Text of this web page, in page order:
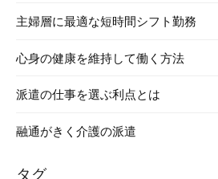
主婦層に最適な短時間シフト勤務
心身の健康を維持して働く方法
派遣の仕事を選ぶ利点とは
融通がきく介護の派遣
タグ